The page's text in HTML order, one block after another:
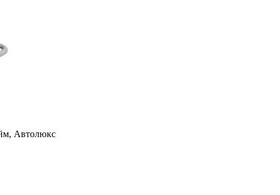
Автолюкс